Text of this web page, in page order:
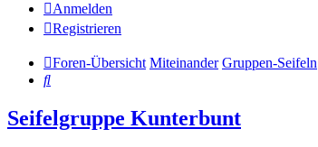
Anmelden
Registrieren
Foren-Übersicht Miteinander Gruppen-Seifeln
Suche
Seifelgruppe Kunterbunt